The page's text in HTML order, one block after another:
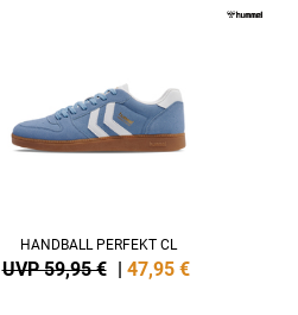
HANDBALL PERFEKT CL
UVP 59,95 € | 47,95 €